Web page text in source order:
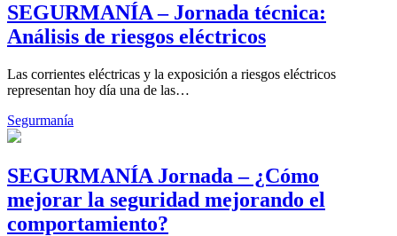
SEGURMANÍA – Jornada técnica:
Análisis de riesgos eléctricos
Las corrientes eléctricas y la exposición a riesgos eléctricos
representan hoy día una de las…
Segurmanía
SEGURMANÍA Jornada – ¿Cómo
mejorar la seguridad mejorando el
comportamiento?